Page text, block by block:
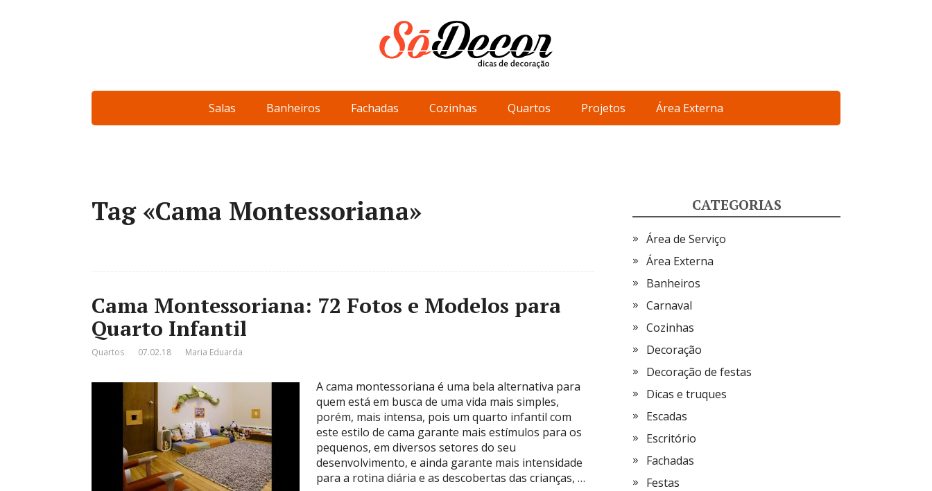
Salas Banheiros Fachadas Cozinhas Quartos Projetos Área Externa
Tag «Cama Montessoriana»
Cama Montessoriana: 72 Fotos e Modelos para
Quarto Infantil
Quartos 07.02.18 Maria Eduarda
A cama montessoriana é uma bela alternativa para
quem está em busca de uma vida mais simples,
porém, mais intensa, pois um quarto infantil com
este estilo de cama garante mais estímulos para os
pequenos, em diversos setores do seu
desenvolvimento, e ainda garante mais intensidade
para a rotina diária e as descobertas das crianças, …
CATEGORIAS
Área de Serviço
Área Externa
Banheiros
Carnaval
Cozinhas
Decoração
Decoração de festas
Dicas e truques
Escadas
Escritório
Fachadas
Festas